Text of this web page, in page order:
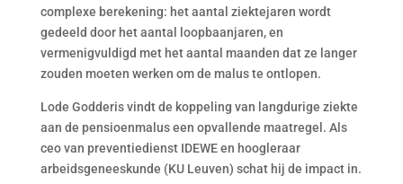
complexe berekening: het aantal ziektejaren wordt
gedeeld door het aantal loopbaanjaren, en
vermenigvuldigd met het aantal maanden dat ze langer
zouden moeten werken om de malus te ontlopen.
Lode Godderis vindt de koppeling van langdurige ziekte
aan de pensioenmalus een opvallende maatregel. Als
ceo van preventiedienst IDEWE en hoogleraar
arbeidsgeneeskunde (KU Leuven) schat hij de impact in.